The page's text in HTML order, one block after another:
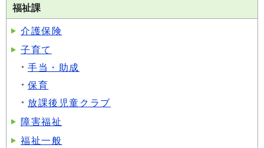
福祉課
介護保険
子育て
手当・助成
保育
放課後児童クラブ
障害福祉
福祉一般